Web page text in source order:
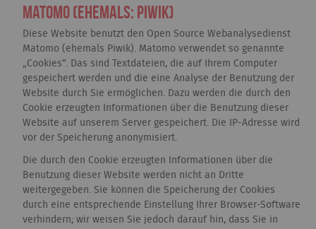
Matomo (ehemals: Piwik)
Diese Website benutzt den Open Source Webanalysedienst
Matomo (ehemals Piwik). Matomo verwendet so genannte
„Cookies“. Das sind Textdateien, die auf Ihrem Computer
gespeichert werden und die eine Analyse der Benutzung der
Website durch Sie ermöglichen. Dazu werden die durch den
Cookie erzeugten Informationen über die Benutzung dieser
Website auf unserem Server gespeichert. Die IP-Adresse wird
vor der Speicherung anonymisiert.
Die durch den Cookie erzeugten Informationen über die
Benutzung dieser Website werden nicht an Dritte
weitergegeben. Sie können die Speicherung der Cookies
durch eine entsprechende Einstellung Ihrer Browser-Software
verhindern; wir weisen Sie jedoch darauf hin, dass Sie in